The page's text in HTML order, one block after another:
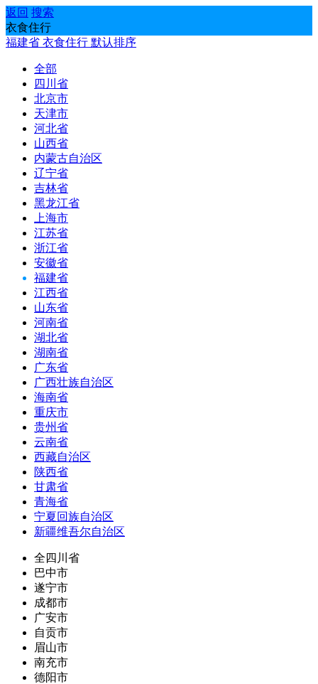
返回 搜索
衣食住行
福建省 衣食住行 默认排序
全部
四川省
北京市
天津市
河北省
山西省
内蒙古自治区
辽宁省
吉林省
黑龙江省
上海市
江苏省
浙江省
安徽省
福建省
江西省
山东省
河南省
湖北省
湖南省
广东省
广西壮族自治区
海南省
重庆市
贵州省
云南省
西藏自治区
陕西省
甘肃省
青海省
宁夏回族自治区
新疆维吾尔自治区
全四川省
巴中市
遂宁市
成都市
广安市
自贡市
眉山市
南充市
德阳市